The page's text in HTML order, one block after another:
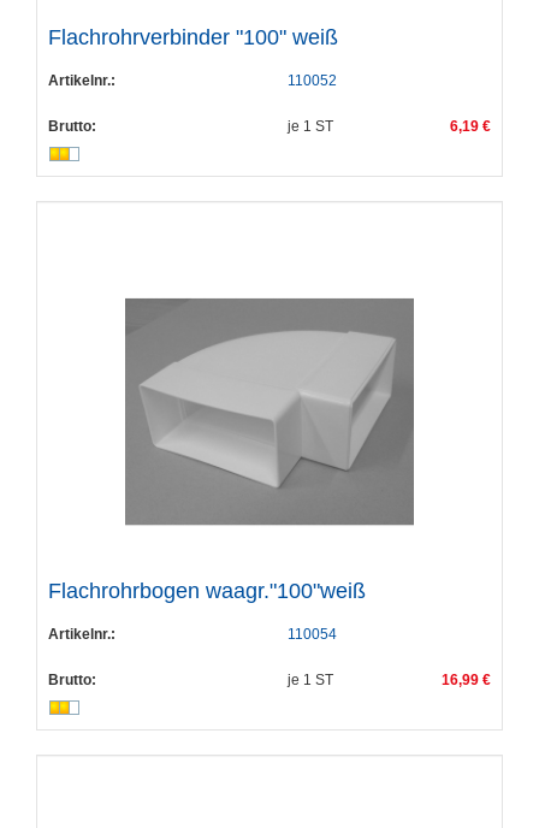
Flachrohrverbinder "100" weiß
Artikelnr.: 110052
Brutto: je 1 ST 6,19 €
Flachrohrbogen waagr."100"weiß
Artikelnr.: 110054
Brutto: je 1 ST 16,99 €